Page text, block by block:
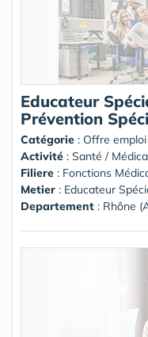
Educateur
Prévention
Catégorie : Offre emploi
Activité : Santé /
Filiere : Fonctions
Metier : Educateur
Departement : Rhône